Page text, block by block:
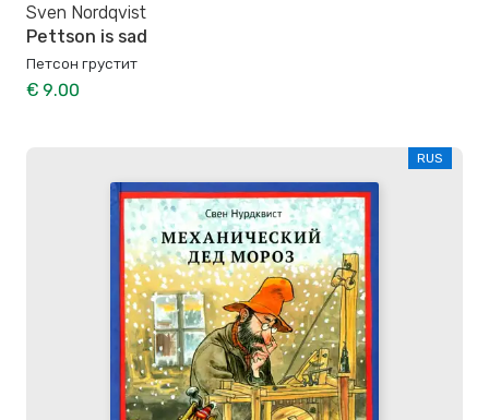
Sven Nordqvist
Pettson is sad
Петсон грустит
€ 9.00
RUS